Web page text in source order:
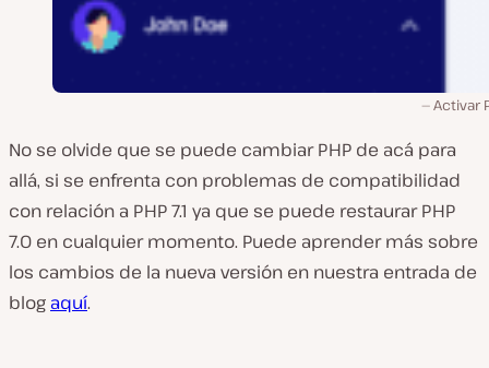
Activar
No se olvide que se puede cambiar PHP de acá para
allá, si se enfrenta con problemas de compatibilidad
con relación a PHP 7.1 ya que se puede restaurar PHP
7.0 en cualquier momento. Puede aprender más sobre
los cambios de la nueva versión en nuestra entrada de
blog aquí.